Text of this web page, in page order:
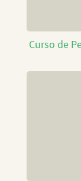
Curso de